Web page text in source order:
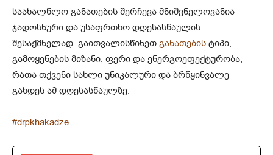
საახალწლო განათების შერჩევა მნიშვნელოვანია
ჯადოსნური და უსაფრთხო დღესასწაულის
შესაქმნელად. გაითვალისწინეთ განათების ტიპი,
გამოყენების მიზანი, ფერი და ენერგოეფექტურობა,
რათა თქვენი სახლი უნიკალური და ბრწყინვალე
გახდეს ამ დღესასწაულზე.
#drpkhakadze